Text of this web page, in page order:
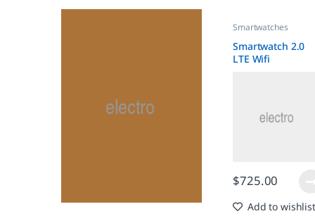
Smartwatches
Smartwatch 2.0
LTE Wifi
$725.00
Add to wishlist